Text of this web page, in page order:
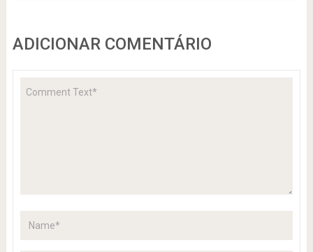
ADICIONAR COMENTÁRIO